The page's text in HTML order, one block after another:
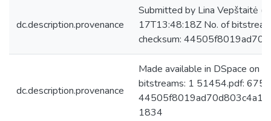
dc.description.provenance
Submitted by Lina Vepštaitė
17T13:48:18Z No. of
checksum:
dc.description.provenance
Made available in DSpace on
bitstreams: 1 51454.pdf:
1834